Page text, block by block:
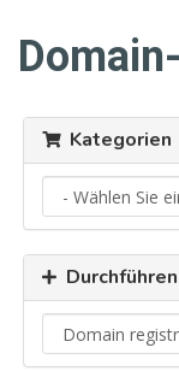
Kategorien
Durchführen